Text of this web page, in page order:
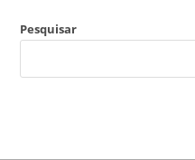
Pesquisar